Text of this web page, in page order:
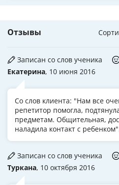
Отзывы
Екатерина, 10 июня 2016
Записан со слов ученика
Со слов клиента: "Нам все
репетитор помогла,
предметам. Общительная,
наладила контакт с
Туркана, 10 октября 2016
Записан со слов ученика